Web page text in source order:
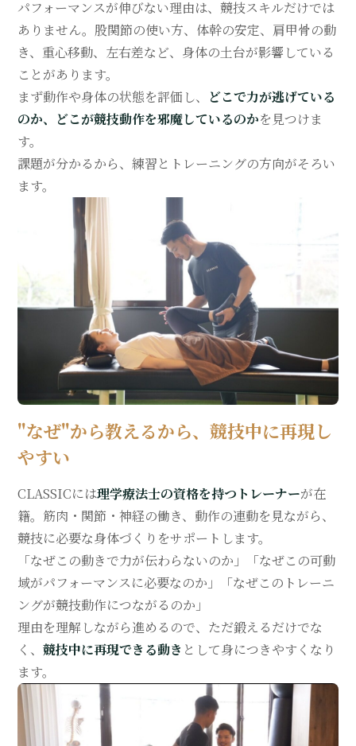
パフォーマンスが伸びない理由は、競技スキルだけでは
ありません。股関節の使い方、体幹の安定、肩甲骨の動
き、重心移動、左右差など、身体の土台が影響している
ことがあります。
まず動作や身体の状態を評価し、
どこで力が逃げている
のか、どこが競技動作を邪魔しているのかを見つけま
す。
課題が分かるから、練習とトレーニングの方向がそろい
ます。
"なぜ"から教えるから、競技中に再現し
やすい
CLASSICには理学療法士の資格を持つトレーナーが在
籍。筋肉・関節・神経の働き、動作の連動を見ながら、
競技に必要な身体づくりをサポートします。
「なぜこの動きで力が伝わらないのか」「なぜこの可動
域がパフォーマンスに必要なのか」「なぜこのトレーニ
ングが競技動作につながるのか」
理由を理解しながら進めるので、ただ鍛えるだけでな
く、競技中に再現できる動き として身につきやすくなり
ます。